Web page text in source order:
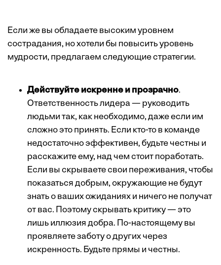
Если же вы обладаете высоким уровнем
сострадания, но хотели бы повысить уровень
мудрости, предлагаем следующие стратегии.
Действуйте искренне и прозрачно.
Ответственность лидера — руководить
людьми так, как необходимо, даже если им
сложно это принять. Если кто-то в команде
недостаточно эффективен, будьте честны и
расскажите ему, над чем стоит поработать.
Если вы скрываете свои переживания, чтобы
показаться добрым, окружающие не будут
знать о ваших ожиданиях и ничего не получат
от вас. Поэтому скрывать критику — это
лишь иллюзия добра. По-настоящему вы
проявляете заботу о других через
искренность. Будьте прямы и честны.